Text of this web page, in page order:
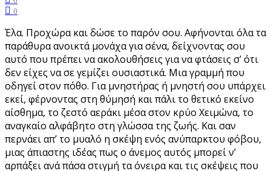
0
Έλα. Προχώρα και δώσε το παρόν σου. Αφήνονται όλα τα
παράθυρα ανοικτά μονάχα για σένα, δείχνοντας σου
αυτό που πρέπει να ακολουθήσεις για να φτάσεις σ’ ότι
δεν είχες να σε γεμίζει ουσιαστικά. Μια γραμμή που
οδηγεί στον πόθο. Για μνηστήρας ή μνηστή σου υπάρχει
εκεί, φέρνοντας στη θύμησή και πάλι το θετικό εκείνο
αίσθημα, το ζεστό αεράκι μέσα στον κρύο Χειμώνα, το
αναγκαίο αλφάβητο στη γλώσσα της ζωής. Και σαν
περνάει απ’ το μυαλό η σκέψη ενός ανύπαρκτου φόβου,
μιας άπιαστης ιδέας πως ο άνεμος αυτός μπορεί ν’
αρπάξει ανά πάσα στιγμή τα όνειρα και τις σκέψεις που